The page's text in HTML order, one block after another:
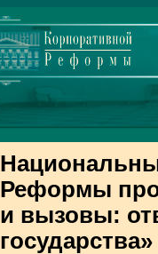
Реформы
и вызовы:
государства»